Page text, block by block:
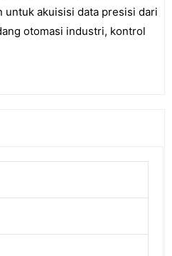
untuk akuisisi data presisi dari
otomasi industri, kontrol